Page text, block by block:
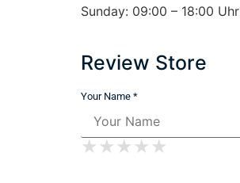
Sunday: 09:00 – 18:00 Uhr
Review Store
Your Name *
★
★ ★
★ ★ ★
★ ★ ★ ★
★ ★ ★ ★ ★